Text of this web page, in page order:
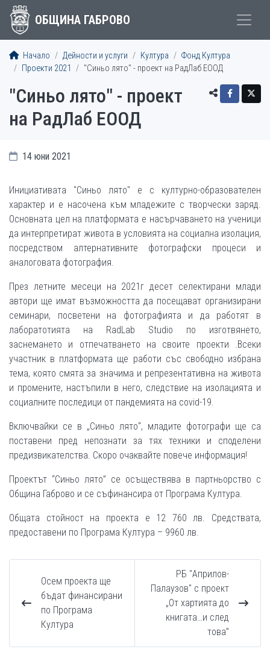
ОБЩИНА ГАБРОВО
Начало Дейности и услуги Култура
Фонд Култура
Проекти 2021
"Синьо лято" - проект на РадЛаб ЕООД
"Синьо лято" - проект
на РадЛаб ЕООД
14 юни 2021
Инициативата "Синьо лято" е с културно-образователен
характер и е насочена към младежите с творчески заряд.
Основната цел на платформата е насърчаването на ученици
да интерпретират живота в условията на социална изолация,
посредством алтернативните фотографски процеси и
аналоговата фотография.
През летните месеци на 2021г десет селектирани млади
автори ще имат възможността да посещават организирани
семинари, посветени на фотографията и да работят в
лаборатотията на RadLab Studio по изготвянето,
заснемането и отпечатването на своите проекти .Всеки
участник в платформата ще работи със свободно избрана
тема, която смята за значима и репрезентативна на живота
и промените, настъпили в него, следствие на изолацията и
социалните последици от пандемията на covid-19.
Включвайки се в „Синьо лято“, младите фотографи ще са
поставени пред непознати за тях техники и споделени
предизвикателства. Скоро очаквайте повече информация!
Проектът “Синьо лято” се осъществява в партньорство с
Община Габрово и се съфинансира от Програма Култура.
Общата стойност на проекта е 12 760лв. Средствата,
предоставени по Програма Култура – 9960 лв.
Осем проекта ще
бъдат финансирани
по Програма
Култура
РБ "Априлов-
Палаузов" с проект
„От хартията до
книгата…и след
това”